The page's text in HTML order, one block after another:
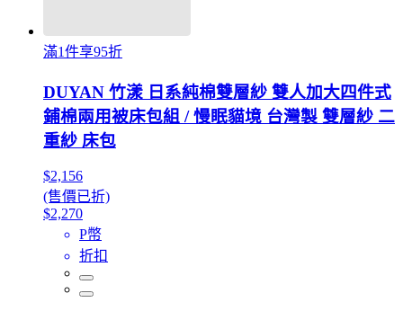
滿1件享95折
DUYAN 竹漾 日系純棉雙層紗 雙人加大四件式
鋪棉兩用被床包組 / 慢眠貓境 台灣製 雙層紗 二
重紗 床包
$2,156
(售價已折)
$2,270
P幣
折扣